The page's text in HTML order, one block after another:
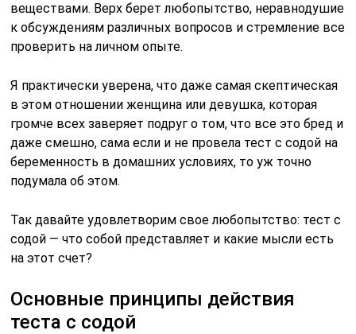
веществами. Верх берет любопытство, неравнодушие
к обсуждениям различных вопросов и стремление все
проверить на личном опыте.
Я практически уверена, что даже самая скептическая
в этом отношении женщина или девушка, которая
громче всех заверяет подруг о том, что все это бред и
даже смешно, сама если и не провела тест с содой на
беременность в домашних условиях, то уж точно
подумала об этом.
Так давайте удовлетворим свое любопытство: тест с
содой — что собой представляет и какие мысли есть
на этот счет?
Основные принципы действия
теста с содой